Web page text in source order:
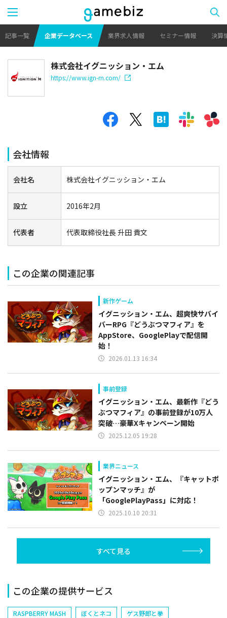
記事一覧 企業データベース 業界求人情報 セミナー情報 決算
株式会社イグニッション・エム
https://www.ign-m.com/
会社情報
会社名 株式会社イグニッション・エム
設立 2016年2月
代表者 代表取締役社長 升田 貴文
この企業の関連記事
新作ゲーム
イグニッション・エム、超爽快サバイ
バーRPG『どうぶつマフィア』を
AppStore、GooglePlayで配信開
始！
2026.01.13 16:34
事前登録
イグニッション・エム、最新作『どう
ぶつマフィア』の事前登録が10万人
突破…豪華Xキャンペーン開始
2025.12.05 19:28
業界ニュース
イグニッション・エム、『キャットポ
ップンマッチ』が
「GooglePlayPass」に対応！
2025.10.10 20:31
すべて見る
この企業の提供サービス
RASPBERRY MASH ぼくとネコ ゲス野郎と拳